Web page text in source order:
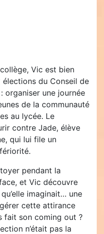
Vic est bien
du Conseil de
organiser une journée
de la communauté
au lycée. Le
contre Jade, élève
qui lui file un
pendant la
et Vic découvre
imaginait… une
cette attirance
fait son coming out ?
n’était pas la